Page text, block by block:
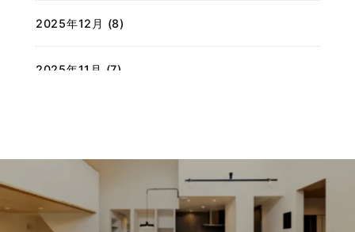
2025年12月 (8)
2025年11月 (7)
2025年09月 (7)
2025年08月 (6)